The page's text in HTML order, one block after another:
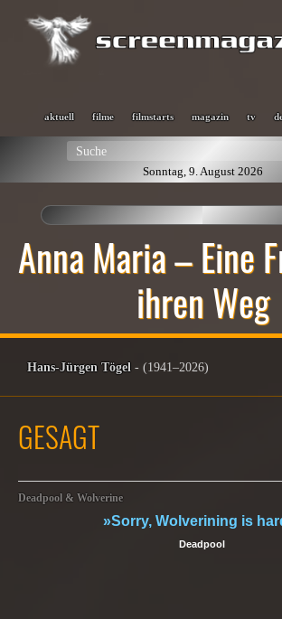
aktuell filme filmstarts magazin tv
Sonntag, 9. August 2026
Anna Maria – Eine
ihren Weg
Hans-Jürgen Tögel - (1941–2026)
GESAGT
Deadpool & Wolverine
»Sorry, Wolverining is
Deadpool